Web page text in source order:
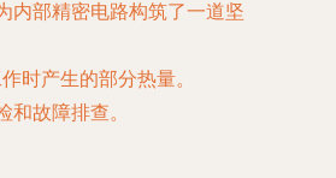
内部精密电路构筑了一道坚
时产生的部分热量。
故障排查。